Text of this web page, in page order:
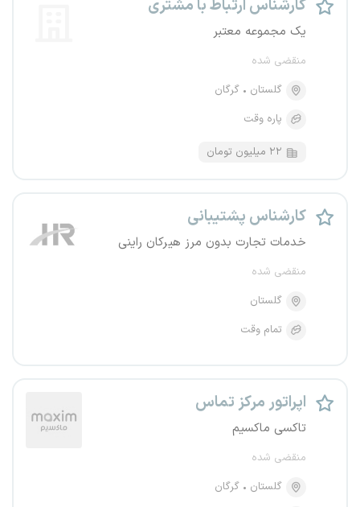
کارشناس ارتباط با مشتری
یک مجموعه معتبر
منقضی شده
گلستان
گرگان
پاره وقت
۲۲ میلیون تومان
کارشناس پشتیبانی
خدمات تجارت بدون مرز هیرکان راینی
منقضی شده
گلستان
تمام وقت
اپراتور مرکز تماس
تاکسی ماکسیم
منقضی شده
گلستان
گرگان